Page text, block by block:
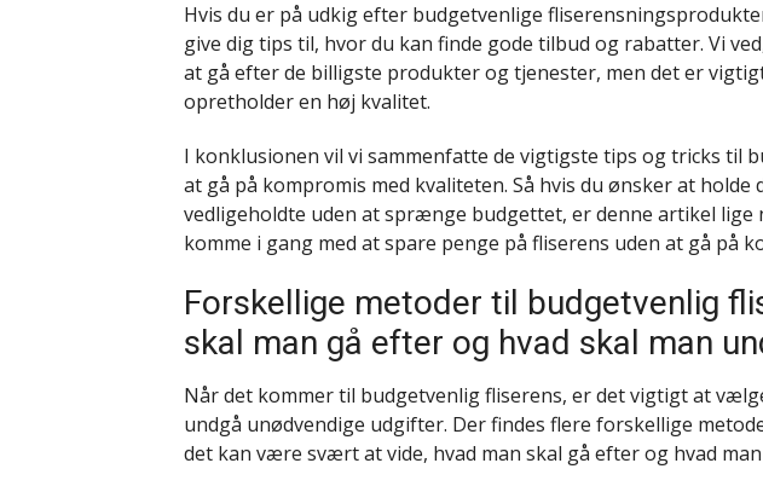
Hvis du er på udkig efter budgetvenlige
give dig tips til, hvor du kan finde gode tilbud og rabatter. Vi
at gå efter de billigste produkter og tjenester, men det er
opretholder en høj kvalitet.
I konklusionen vil vi sammenfatte de vigtigste tips og tricks til
at gå på kompromis med kvaliteten. Så hvis du ønsker at holde
vedligeholdte uden at sprænge budgettet, er denne artikel lige
komme i gang med at spare penge på fliserens uden at gå på
Forskellige metoder til budgetvenlig
skal man gå efter og hvad skal man
Når det kommer til budgetvenlig fliserens, er det vigtigt at
undgå unødvendige udgifter. Der findes flere forskellige
det kan være svært at vide, hvad man skal gå efter og hvad